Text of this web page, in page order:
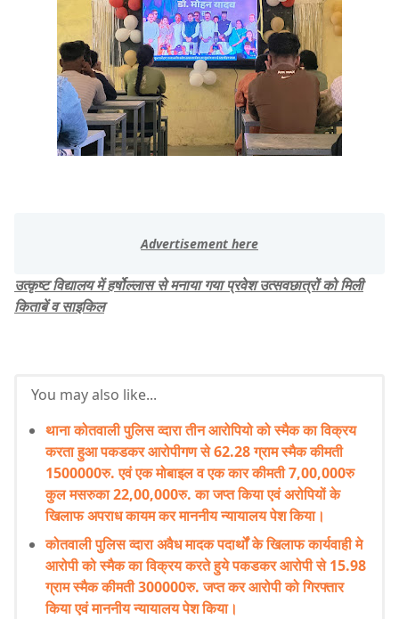
उत्कृष्ट विद्यालय में हर्षोल्लास से मनाया गया प्रवेश उत्सवछात्रों को मिली
किताबें व साइकिल
You may also like...
थाना कोतवाली पुलिस व्दारा तीन आरोपियो को स्मैक का विक्रय
करता हुआ पकडकर आरोपीगण से 62.28 ग्राम स्मैक कीमती
1500000रु. एवं एक मोबाइल व एक कार कीमती 7,00,000रु
कुल मसरुका 22,00,000रु. का जप्त किया एवं अरोपियों के
खिलाफ अपराध कायम कर माननीय न्यायालय पेश किया।
कोतवाली पुलिस व्दारा अवैध मादक पदार्थों के खिलाफ कार्यवाही मे
आरोपी को स्मैक का विक्रय करते हुये पकडकर आरोपी से 15.98
ग्राम स्मैक कीमती 300000रु. जप्त कर आरोपी को गिरफ्तार
किया एवं माननीय न्यायालय पेश किया।